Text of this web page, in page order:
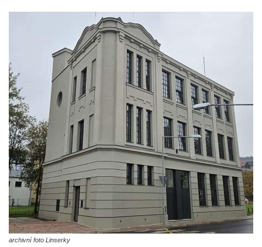
archivní foto Linserky